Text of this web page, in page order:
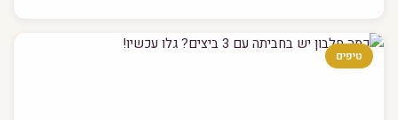
טיפים